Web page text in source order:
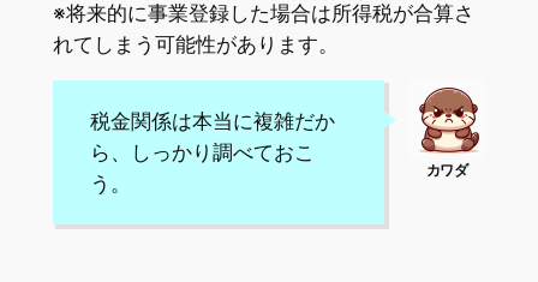
※将来的に事業登録した場合は所得税が合算さ
れてしまう可能性があります。
税金関係は本当に複雑だか
ら、しっかり調べておこ
う。